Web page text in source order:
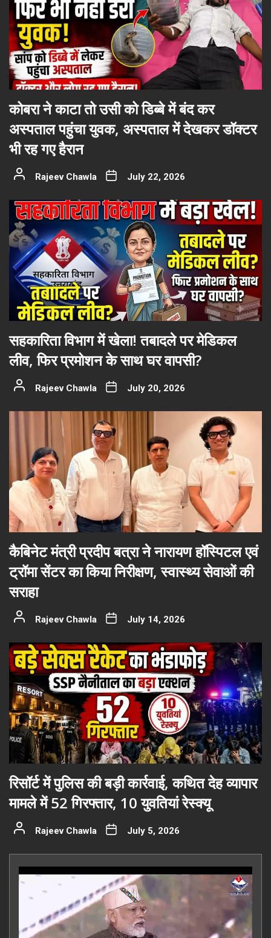
कोबरा ने काटा तो उसी को डिब्बे में बंद कर
अस्पताल पहुंचा युवक, अस्पताल में देखकर डॉक्टर
भी रह गए हैरान
Rajeev Chawla July 22, 2026
सहकारिता विभाग में खेला! तबादले पर मेडिकल
लीव, फिर प्रमोशन के साथ घर वापसी?
Rajeev Chawla July 20, 2026
कैबिनेट मंत्री प्रदीप बत्रा ने नारायण हॉस्पिटल एवं
ट्रॉमा सेंटर का किया निरीक्षण, स्वास्थ्य सेवाओं की
सराहा
Rajeev Chawla July 14, 2026
रिसॉर्ट में पुलिस की बड़ी कार्रवाई, कथित देह व्यापार
मामले में 52 गिरफ्तार, 10 युवतियां रेस्क्यू
Rajeev Chawla July 5, 2026